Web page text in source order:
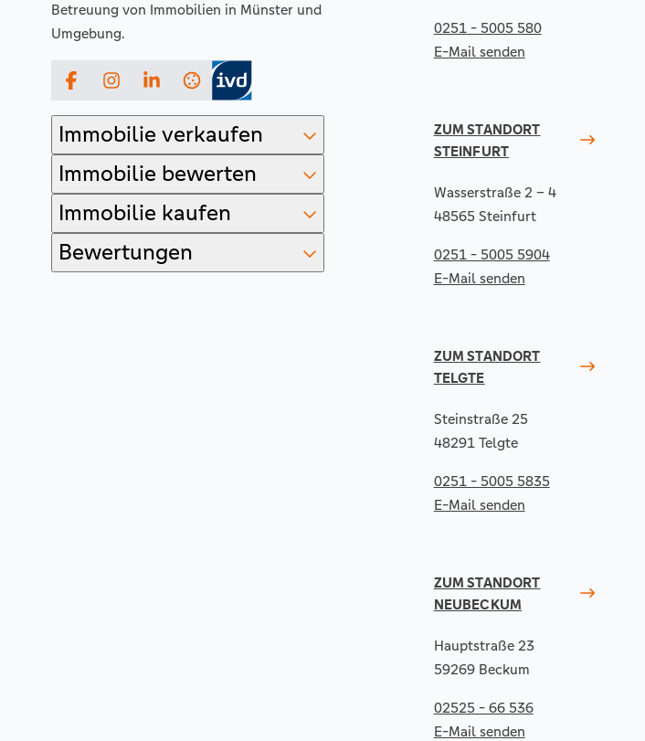
Betreuung von Immobilien in Münster und
Umgebung.
FacebookInstagramLinkedIn
Immobilie verkaufen
Immobilie bewerten
Immobilie kaufen
Bewertungen
0251 - 5005 580
E-Mail senden
ZUM STANDORT
STEINFURT
Wasserstraße 2 – 4
48565 Steinfurt
0251 - 5005 5904
E-Mail senden
ZUM STANDORT
TELGTE
Steinstraße 25
48291 Telgte
0251 - 5005 5835
E-Mail senden
ZUM STANDORT
NEUBECKUM
Hauptstraße 23
59269 Beckum
02525 - 66 536
E-Mail senden